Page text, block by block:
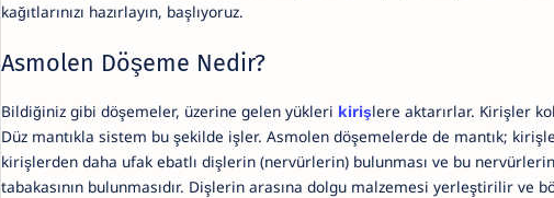
kağıtlarınızı hazırlayın, başlıyoruz.
Asmolen Döşeme Nedir?
Bildiğiniz gibi döşemeler, üzerine gelen yükleri kirişlere aktarırlar. Kirişler
Düz mantıkla sistem bu şekilde işler. Asmolen döşemelerde de mantık;
kirişlerden daha ufak ebatlı dişlerin (nervürlerin) bulunması ve bu
tabakasının bulunmasıdır. Dişlerin arasına dolgu malzemesi yerleştirilir ve